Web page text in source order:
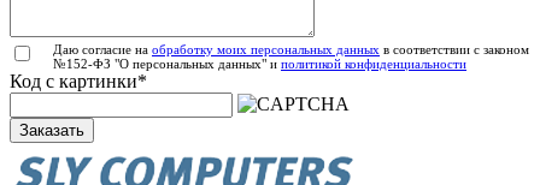
Даю согласие на обработку моих персональных данных в соответствии с законом
№152-ФЗ "О персональных данных" и политикой конфиденциальности
Код с картинки*
Заказать